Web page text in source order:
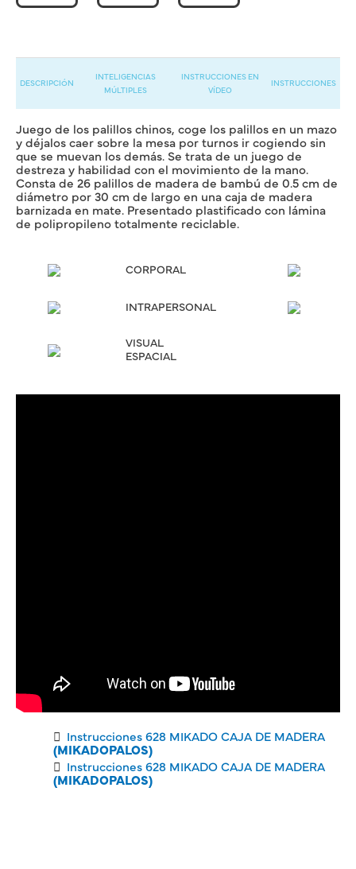
DESCRIPCIÓN
INTELIGENCIAS
MÚLTIPLES
INSTRUCCIONES EN
VÍDEO
INSTRUCCIONES
Juego de los palillos chinos, coge los palillos en un mazo
y déjalos caer sobre la mesa por turnos ir cogiendo sin
que se muevan los demás. Se trata de un juego de
destreza y habilidad con el movimiento de la mano.
Consta de 26 palillos de madera de bambú de 0.5 cm de
diámetro por 30 cm de largo en una caja de madera
barnizada en mate. Presentado plastificado con lámina
de polipropileno totalmente reciclable.
CORPORAL
INTRAPERSONAL
VISUAL
ESPACIAL
Instrucciones 628 MIKADO CAJA DE MADERA
(MIKADOPALOS)
Instrucciones 628 MIKADO CAJA DE MADERA
(MIKADOPALOS)